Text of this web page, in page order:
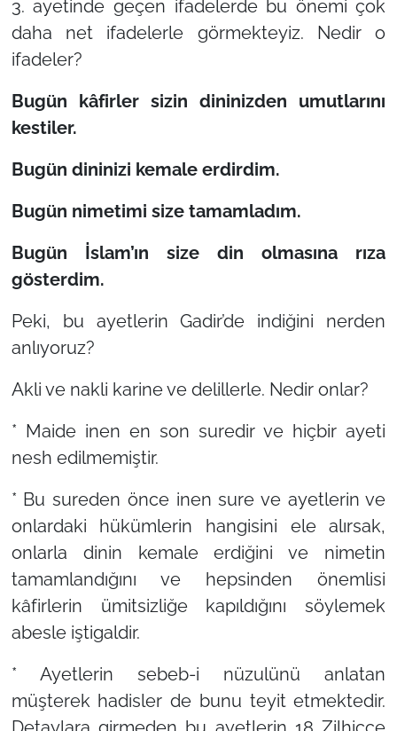
3. ayetinde geçen ifadelerde bu önemi çok
daha net ifadelerle görmekteyiz. Nedir o
ifadeler?
Bugün kâfirler sizin dininizden umutlarını
kestiler.
Bugün dininizi kemale erdirdim.
Bugün nimetimi size tamamladım.
Bugün İslam’ın size din olmasına rıza
gösterdim.
Peki, bu ayetlerin Gadir’de indiğini nerden
anlıyoruz?
Akli ve nakli karine ve delillerle. Nedir onlar?
* Maide inen en son suredir ve hiçbir ayeti
nesh edilmemiştir.
* Bu sureden önce inen sure ve ayetlerin ve
onlardaki hükümlerin hangisini ele alırsak,
onlarla dinin kemale erdiğini ve nimetin
tamamlandığını ve hepsinden önemlisi
kâfirlerin ümitsizliğe kapıldığını söylemek
abesle iştigaldir.
* Ayetlerin sebeb-i nüzulünü anlatan
müşterek hadisler de bunu teyit etmektedir.